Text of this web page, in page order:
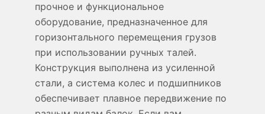
прочное и функциональное
оборудование, предназначенное для
горизонтального перемещения грузов
при использовании ручных талей.
Конструкция выполнена из усиленной
стали, а система колес и подшипников
обеспечивает плавное передвижение по